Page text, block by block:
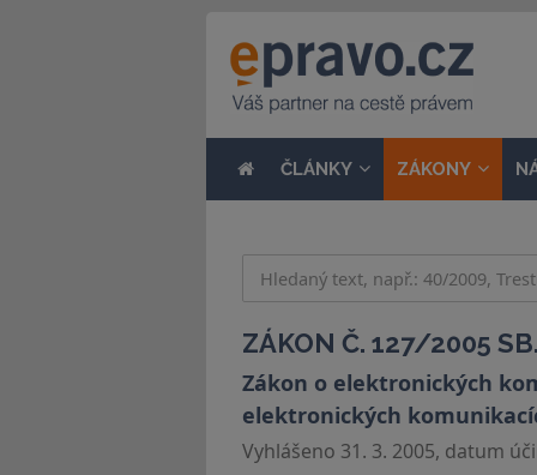
ČLÁNKY ZÁKONY
ZÁKON Č. 127/2005 SB.
Zákon o elektronických
elektronických
Vyhlášeno 31. 3. 2005, datum